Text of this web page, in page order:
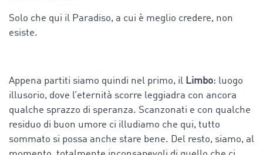
Solo che qui il Paradiso, a cui è meglio credere, non
esiste.
Appena partiti siamo quindi nel primo, il Limbo: luogo
illusorio, dove l’eternità scorre leggiadra con ancora
qualche sprazzo di speranza. Scanzonati e con qualche
residuo di buon umore ci illudiamo che qui, tutto
sommato si possa anche stare bene. Del resto, siamo, al